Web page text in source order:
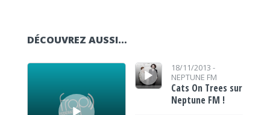
DÉCOUVREZ AUSSI…
Lecteur audio
Lecteur audio18/11/2013 -
NEPTUNE FM
Cats On Trees sur
Neptune FM !